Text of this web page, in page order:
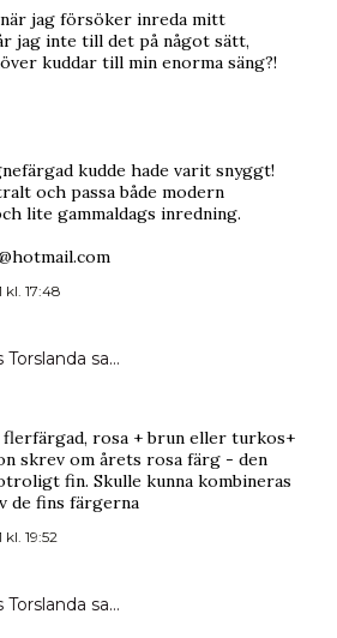
jag försöker inreda mitt
jag inte till det på något sätt,
kuddar till min enorma säng?!
kudde hade varit snyggt!
och passa både modern
lite gammaldags inredning.
kl. 17:48
Torslanda sa…
flerfärgad, rosa + brun eller turkos+
skrev om årets rosa färg - den
fin. Skulle kunna kombineras
de fins färgerna
19:52
Torslanda sa…